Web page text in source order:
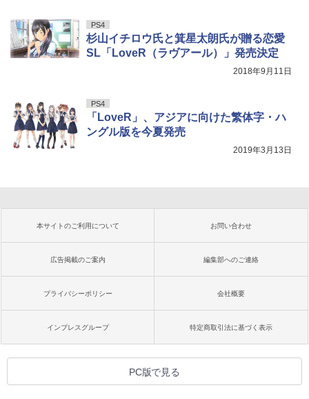
PS4
杉山イチロウ氏と箕星太朗氏が贈る恋愛
SL「LoveR（ラヴアール）」発売決定
2018年9月11日
PS4
「LoveR」、アジアに向けた繁体字・ハ
ングル版を今夏発売
2019年3月13日
本サイトのご利用について お問い合わせ
広告掲載のご案内 編集部へのご連絡
プライバシーポリシー 会社概要
インプレスグループ 特定商取引法に基づく表示
PC版で見る